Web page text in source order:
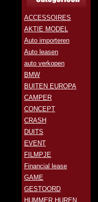
ACCESSOIRES
AKTIE MODEL
Auto importeren
Auto leasen
auto verkopen
BMW
BUITEN EUROPA
CAMPER
CONCEPT
CRASH
DUITS
EVENT
FILMPJE
Financial lease
GAME
GESTOORD
HUMMER HUREN